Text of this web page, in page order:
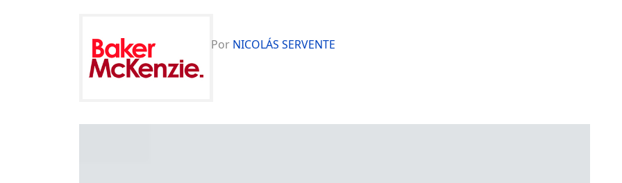
Por NICOLÁS SERVENTE